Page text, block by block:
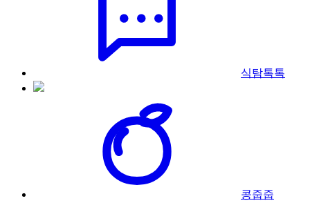
식탐톡톡
콩줍줍